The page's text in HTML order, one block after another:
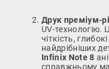
Друк преміум-
UV-технологію.
чіткість,
найдрібніших
Infinix Note 8
справжньому